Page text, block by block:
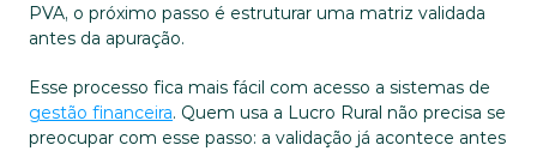
PVA, o próximo passo é estruturar uma matriz validada
antes da apuração.
gestão financeira. Quem usa a Lucro Rural não precisa se
preocupar com esse passo: a validação já acontece antes